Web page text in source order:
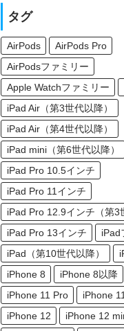
タグ
AirPods
AirPods Pro
AirPodsファミリー
Apple Watchファミリー
iPad Air（第3世代以降）
iPad Air（第4世代以降）
iPad mini（第6世代以降）
iPad Pro 10.5インチ
iPad Pro 11インチ
iPad Pro 12.9インチ（第3
iPad Pro 13インチ
iPad
iPad（第10世代以降）
iPhone 8
iPhone 8以降
iPhone 11 Pro
iPhone
iPhone 12
iPhone 12